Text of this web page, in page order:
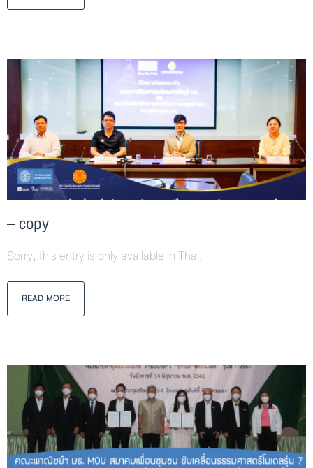
– copy
Sorry, this entry is only available in Thai.
READ MORE